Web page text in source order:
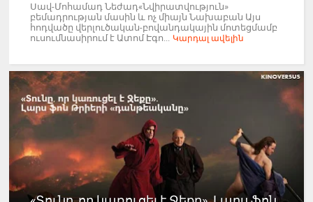
Սավ-Մոհամադ Նեժադ«Նվիրատվություն»
բեմադրության մասին և ոչ միայն Նախաբան Այս
հոդվածը վերլուծական-բովանդակային մոտեցմամբ
ուսումնասիրում է Ատոմ Էգո...
Կարդալ ավելին